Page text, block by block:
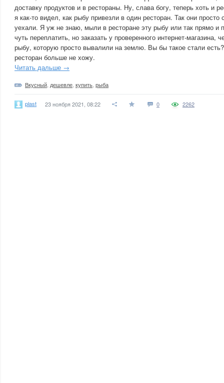
доставку продуктов и в рестораны. Ну, слава богу, теперь хоть и
я как-то видел, как рыбу привезли в один ресторан. Так они
уехали. Я уж не знаю, мыли в ресторане эту рыбу или так прямо и
чуть переплатить, но заказать у проверенного интернет-магазина,
рыбу, которую просто вывалили на землю. Вы бы такое стали
ресторан больше не хожу.
Читать дальше →
Вкусный дешевле купить рыба
plast 23 ноября 2021, 08:22 0 2262